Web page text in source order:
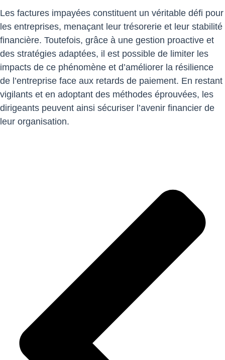
Les factures impayées constituent un véritable défi pour
les entreprises, menaçant leur trésorerie et leur stabilité
financière. Toutefois, grâce à une gestion proactive et
des stratégies adaptées, il est possible de limiter les
impacts de ce phénomène et d’améliorer la résilience
de l’entreprise face aux retards de paiement. En restant
vigilants et en adoptant des méthodes éprouvées, les
dirigeants peuvent ainsi sécuriser l’avenir financier de
leur organisation.